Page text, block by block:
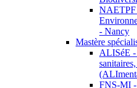
NAETPF
- Nancy
Mastère
ALISéE -
FNS-MI -